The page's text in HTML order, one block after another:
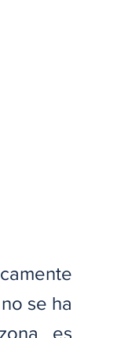
se ha
es